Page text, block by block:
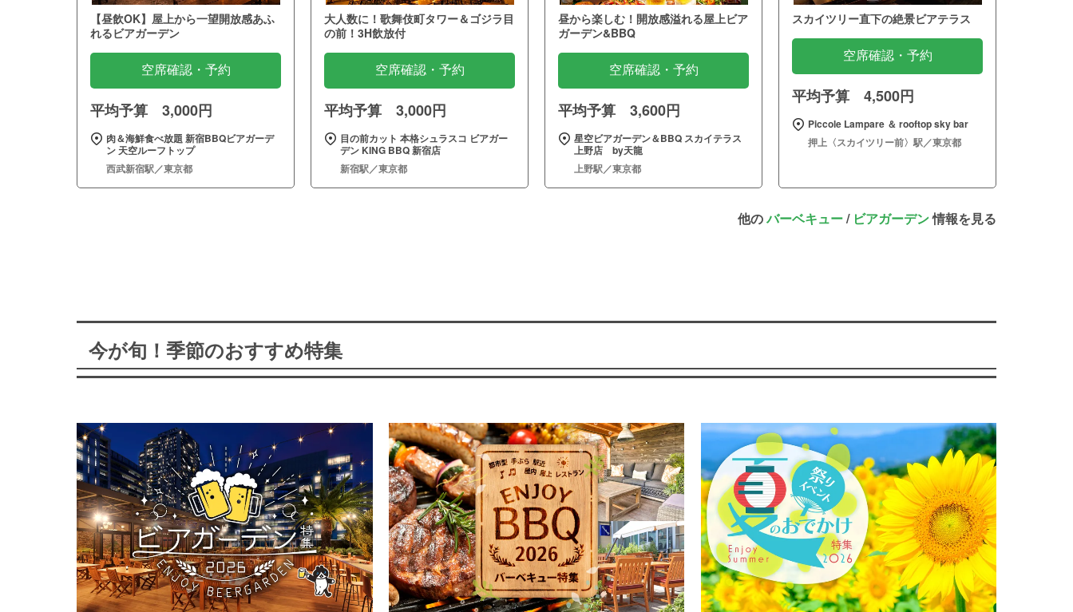
【昼飲OK】屋上から一望開放感あふ
れるビアガーデン
空席確認・予約
平均予算 3,000円
肉＆海鮮食べ放題 新宿BBQビアガーデ
ン 天空ルーフトップ
西武新宿駅／東京都
大人数に！歌舞伎町タワー＆ゴジラ目
の前！3H飲放付
空席確認・予約
平均予算 3,000円
目の前カット 本格シュラスコ ビアガー
デン KING BBQ 新宿店
新宿駅／東京都
昼から楽しむ！開放感溢れる屋上ビア
ガーデン&BBQ
空席確認・予約
平均予算 3,600円
星空ビアガーデン＆BBQ スカイテラス
上野店 by天龍
上野駅／東京都
スカイツリー直下の絶景ビアテラス
空席確認・予約
平均予算 4,500円
Piccole Lampare ＆ rooftop sky bar
押上〈スカイツリー前〉駅／東京都
他のバーベキュー/ ビアガーデン情報を見る
今が旬！季節のおすすめ特集